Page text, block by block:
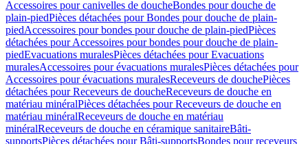
Accessoires pour canivelles de doucheBondes pour douche de
plain-piedPièces détachées pour Bondes pour douche de plain-
piedAccessoires pour bondes pour douche de plain-piedPièces
détachées pour Accessoires pour bondes pour douche de plain-
piedEvacuations muralesPièces détachées pour Evacuations
muralesAccessoires pour évacuations muralesPièces détachées pour
Accessoires pour évacuations muralesReceveurs de douchePièces
détachées pour Receveurs de doucheReceveurs de douche en
matériau minéralPièces détachées pour Receveurs de douche en
matériau minéralReceveurs de douche en matériau
minéralReceveurs de douche en céramique sanitaireBâti-
supportsPièces détachées pour Bâti-supportsBondes pour receveurs